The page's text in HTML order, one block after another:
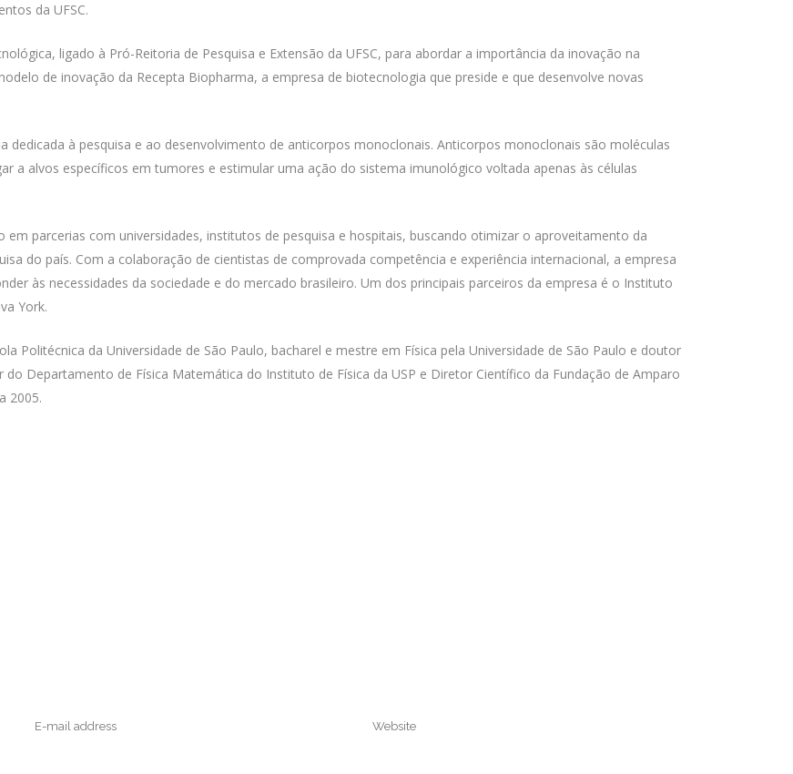
da UFSC.
ligado à Pró-Reitoria de Pesquisa e Extensão da UFSC, para abordar a importância da inovação na
de inovação da Recepta Biopharma, a empresa de biotecnologia que preside e que desenvolve novas
dedicada à pesquisa e ao desenvolvimento de anticorpos monoclonais. Anticorpos monoclonais são moléculas
a alvos específicos em tumores e estimular uma ação do sistema imunológico voltada apenas às células
parcerias com universidades, institutos de pesquisa e hospitais, buscando otimizar o aproveitamento da
do país. Com a colaboração de cientistas de comprovada competência e experiência internacional, a empresa
às necessidades da sociedade e do mercado brasileiro. Um dos principais parceiros da empresa é o Instituto
York.
Politécnica da Universidade de São Paulo, bacharel e mestre em Física pela Universidade de São Paulo e doutor
Departamento de Física Matemática do Instituto de Física da USP e Diretor Científico da Fundação de Amparo
2005.